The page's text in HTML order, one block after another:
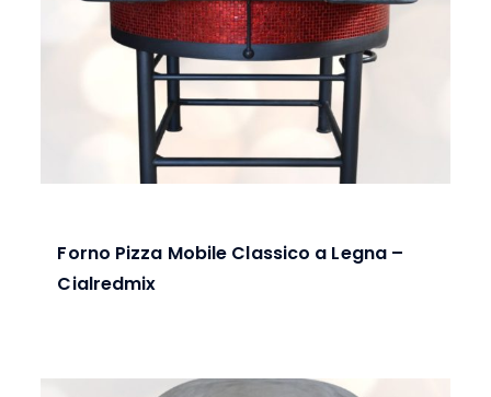
Forno Pizza Mobile Classico a Legna –
Cialredmix